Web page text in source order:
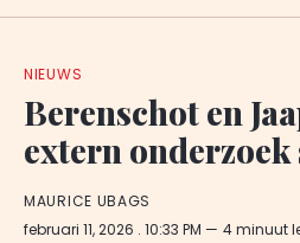
NIEUWS
Berenschot en
extern
MAURICE UBAGS
februari 11, 2026 . 10:33 PM 4 minuut